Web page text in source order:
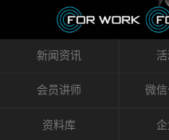
们分
原因
括：
能会
坏，
态下
间传
因子
者甚
自然
官。
且柔
流体
最大
内流
周围
新闻资讯
会员讲师 微
资料库